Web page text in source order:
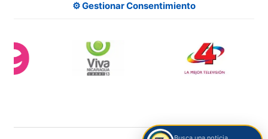
⚙️ Gestionar Consentimiento